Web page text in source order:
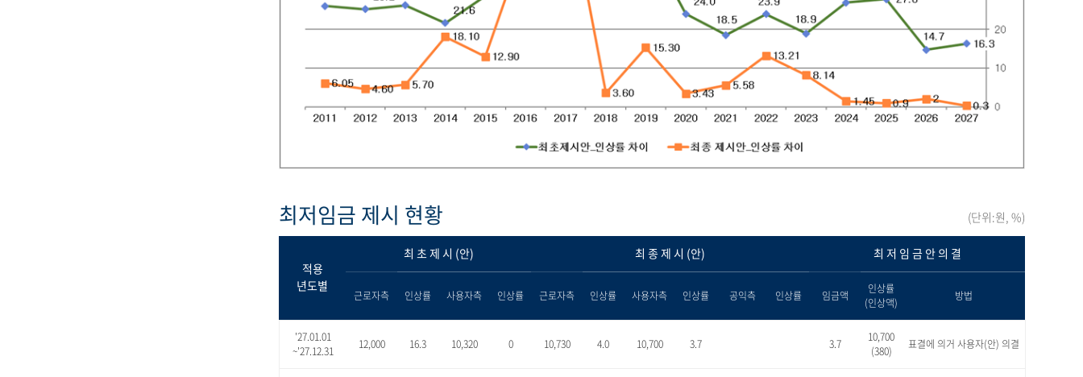
최저임금 제시 현황 (단위:원, %)
적용
년도별
최 초 제 시 (안) 최 종 제 시 (안) 최 저 임 금 안 의 결
근로자측 인상률 사용자측 인상률 근로자측 인상률 사용자측 인상률 공익측 인상률 임금액
인상률
(인상액)
방법
'27.01.01
~'27.12.31
12,000 16.3 10,320 0 10,730 4.0 10,700 3.7 3.7
10,700
(380)
표결에 의거 사용자(안) 의결